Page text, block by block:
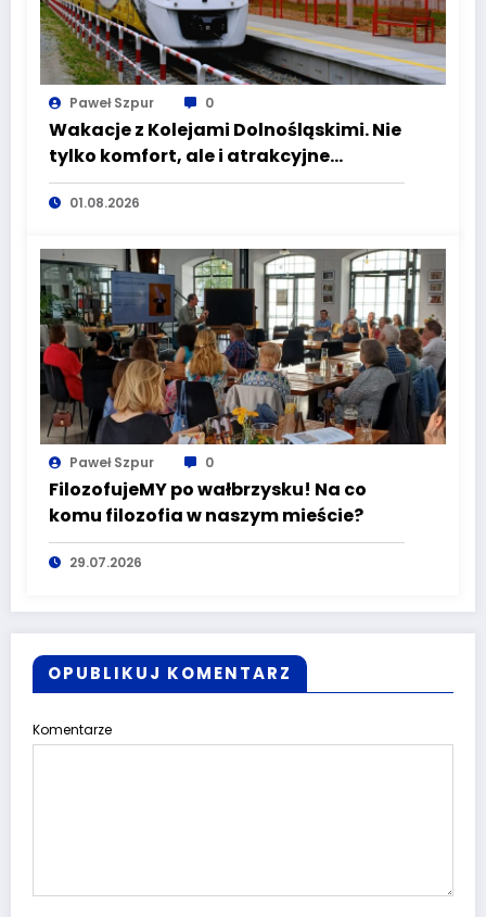
Paweł Szpur 0
Wakacje z Kolejami Dolnośląskimi. Nie
tylko komfort, ale i atrakcyjne
kierunki
01.08.2026
Paweł Szpur 0
FilozofujeMY po wałbrzysku! Na co
komu filozofia w naszym mieście?
29.07.2026
OPUBLIKUJ KOMENTARZ
Komentarze